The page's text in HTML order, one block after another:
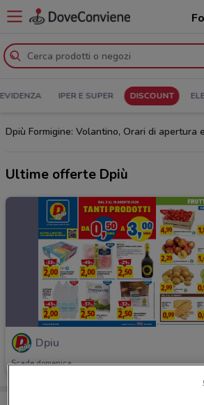
IPER E SUPER DISCOUNT
Dpiù Formigine: Volantino, Orari di apertura
Ultime offerte Dpiù
Dpiu
Scade domenica